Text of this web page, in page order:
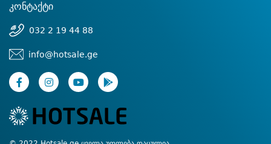
კონტაქტი
032 2 19 44 88
info@hotsale.ge